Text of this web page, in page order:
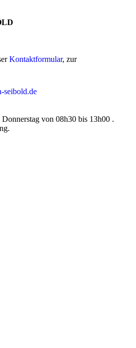
Kontaktformular, zur
seibold.de
von 08h30 bis 13h00 .